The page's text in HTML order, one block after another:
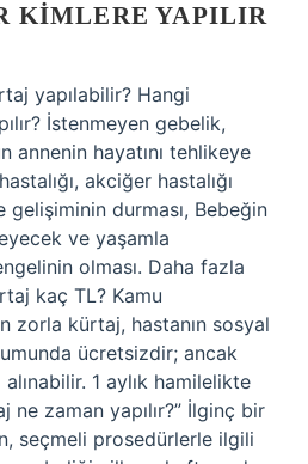
KIMLERE YAPILIR
yapılabilir? Hangi
İstenmeyen gebelik,
annenin hayatını tehlikeye
akciğer hastalığı
durması, Bebeğin
ve yaşamla
olması. Daha fazla
kaç TL? Kamu
zorla kürtaj, hastanın sosyal
ücretsizdir; ancak
alınabilir. 1 aylık hamilelikte
ne zaman yapılır?” İlginç bir
seçmeli prosedürlerle ilgili